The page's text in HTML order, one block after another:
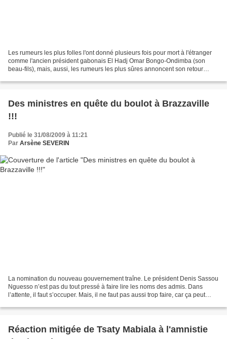
Les rumeurs les plus folles l'ont donné plusieurs fois pour mort à l'étranger
comme l'ancien président gabonais El Hadj Omar Bongo-Ondimba (son
beau-fils), mais, aussi, les rumeurs les plus sûres annoncent son retour
Des ministres en quête du boulot à Brazzaville
!!!
Publié le 31/08/2009 à 11:21
Par Arsène SEVERIN
La nomination du nouveau gouvernement traîne. Le président Denis Sassou
Nguesso n’est pas du tout pressé à faire lire les noms des admis. Dans
l’attente, il faut s’occuper. Mais, il ne faut pas aussi trop faire, car ça peut
Réaction mitigée de Tsaty Mabiala à l'amnistie